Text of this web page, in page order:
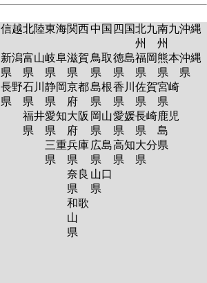
信越北陸東海関西中国 四国北九
州
南九
州
沖縄
新潟
県
長野
県
富山
県
石川
県
福井
県
岐阜
県
静岡
県
愛知
県
三重
県
滋賀
県
京都
府
大阪
府
兵庫
県
奈良
県
和歌
山
県
鳥取
県
島根
県
岡山
県
広島
県
山口
県
徳島
県
香川
県
愛媛
県
高知
県
福岡
県
佐賀
県
長崎
県
大分
県
熊本
県
宮崎
県
鹿児
島
県
沖縄
県